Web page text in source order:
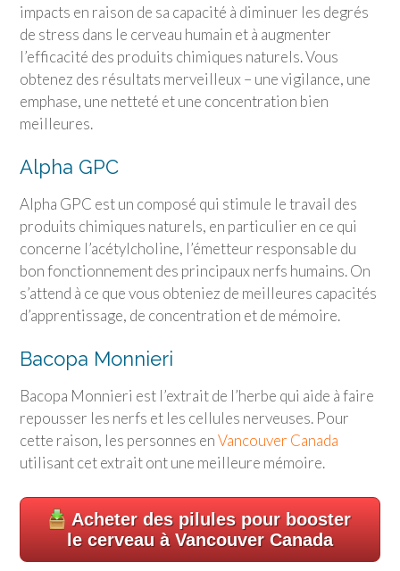
impacts en raison de sa capacité à diminuer les degrés
de stress dans le cerveau humain et à augmenter
l’efficacité des produits chimiques naturels. Vous
obtenez des résultats merveilleux – une vigilance, une
emphase, une netteté et une concentration bien
meilleures.
Alpha GPC
Alpha GPC est un composé qui stimule le travail des
produits chimiques naturels, en particulier en ce qui
concerne l’acétylcholine, l’émetteur responsable du
bon fonctionnement des principaux nerfs humains. On
s’attend à ce que vous obteniez de meilleures capacités
d’apprentissage, de concentration et de mémoire.
Bacopa Monnieri
Bacopa Monnieri est l’extrait de l’herbe qui aide à faire
repousser les nerfs et les cellules nerveuses. Pour
cette raison, les personnes enVancouver Canada
utilisant cet extrait ont une meilleure mémoire.
Acheter des pilules pour booster
le cerveau à Vancouver Canada